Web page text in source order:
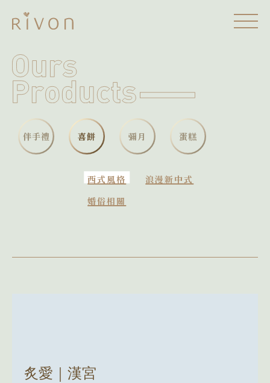
伴手禮 喜餅
西式風格
浪漫新中式
婚俗相關
彌月 蛋糕
炙愛｜漢宮